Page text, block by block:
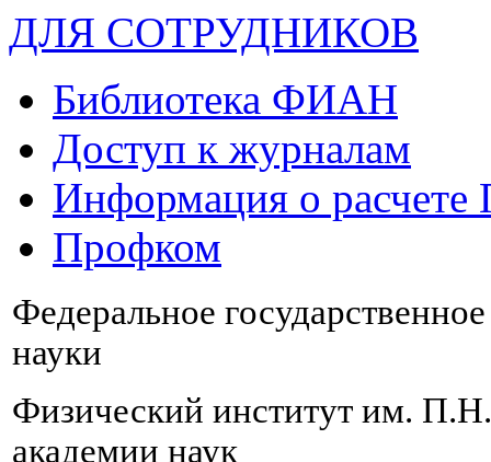
ДЛЯ СОТРУДНИКОВ
Библиотека ФИАН
Доступ к журналам
Информация о
Профком
Федеральное
науки
Физический институт им.
академии наук